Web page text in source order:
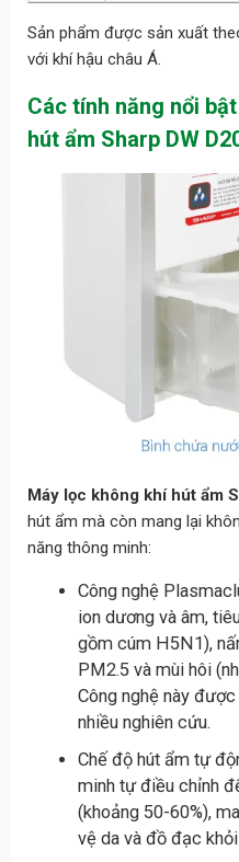
Sản phẩm được sản xuất
với khí hậu châu Á.
Các tính năng nổi
hút ẩm Sharp DW
Máy lọc không khí hút ẩm
hút ẩm mà còn mang lại
năng thông minh:
Công nghệ
ion dương và âm,
gồm cúm H5N1),
PM2.5 và mùi hôi
Công nghệ này
nhiều nghiên cứu.
Chế độ hút ẩm tự
minh tự điều chỉnh
(khoảng 50-60%),
vệ da và đồ đạc